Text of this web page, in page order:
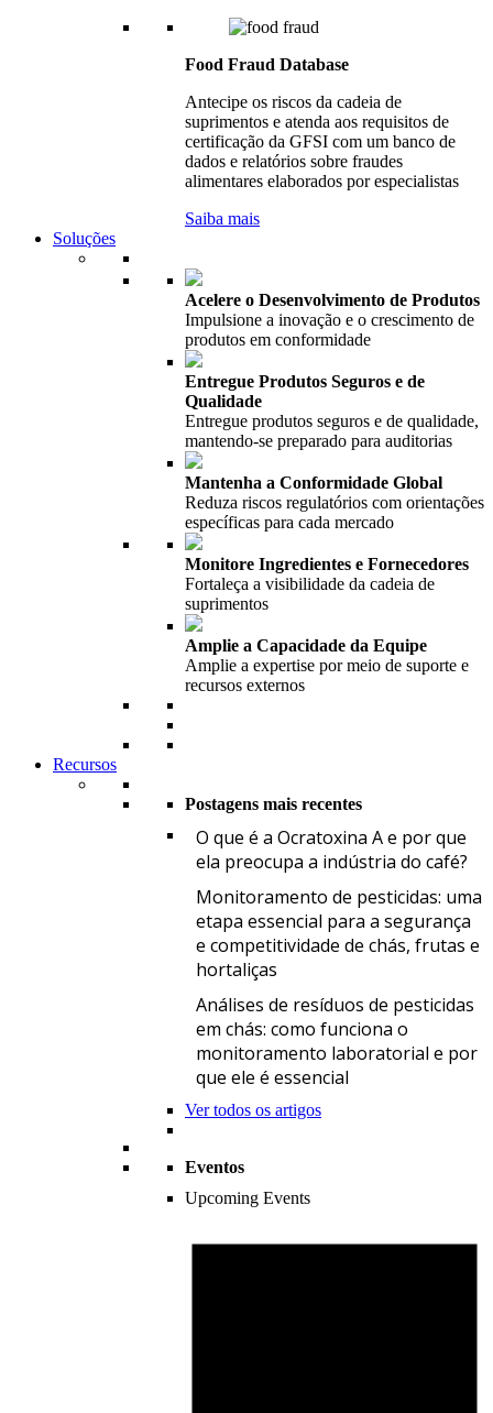
Food Fraud Database
Antecipe os riscos da cadeia de
suprimentos e atenda aos requisitos de
certificação da GFSI com um banco de
dados e relatórios sobre fraudes
alimentares elaborados por especialistas
Saiba mais
Soluções
Acelere o Desenvolvimento de Produtos
Impulsione a inovação e o crescimento de
produtos em conformidade
Entregue Produtos Seguros e de
Qualidade
Entregue produtos seguros e de qualidade,
mantendo-se preparado para auditorias
Mantenha a Conformidade Global
Reduza riscos regulatórios com orientações
específicas para cada mercado
Monitore Ingredientes e Fornecedores
Fortaleça a visibilidade da cadeia de
suprimentos
Amplie a Capacidade da Equipe
Amplie a expertise por meio de suporte e
recursos externos
Recursos
Postagens mais recentes
O que é a Ocratoxina A e por que
ela preocupa a indústria do café?
Monitoramento de pesticidas: uma
etapa essencial para a segurança
e competitividade de chás, frutas e
hortaliças
Análises de resíduos de pesticidas
em chás: como funciona o
monitoramento laboratorial e por
que ele é essencial
Ver todos os artigos
Eventos
Upcoming Events